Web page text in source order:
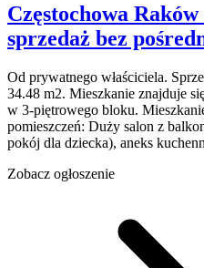
Częstochowa Raków
sprzedaż bez
Od prywatnego właściciela.
34.48 m2. Mieszkanie znajduje
w 3-piętrowego bloku.
pomieszczeń: Duży salon z
pokój dla dziecka), aneks
Zobacz ogłoszenie